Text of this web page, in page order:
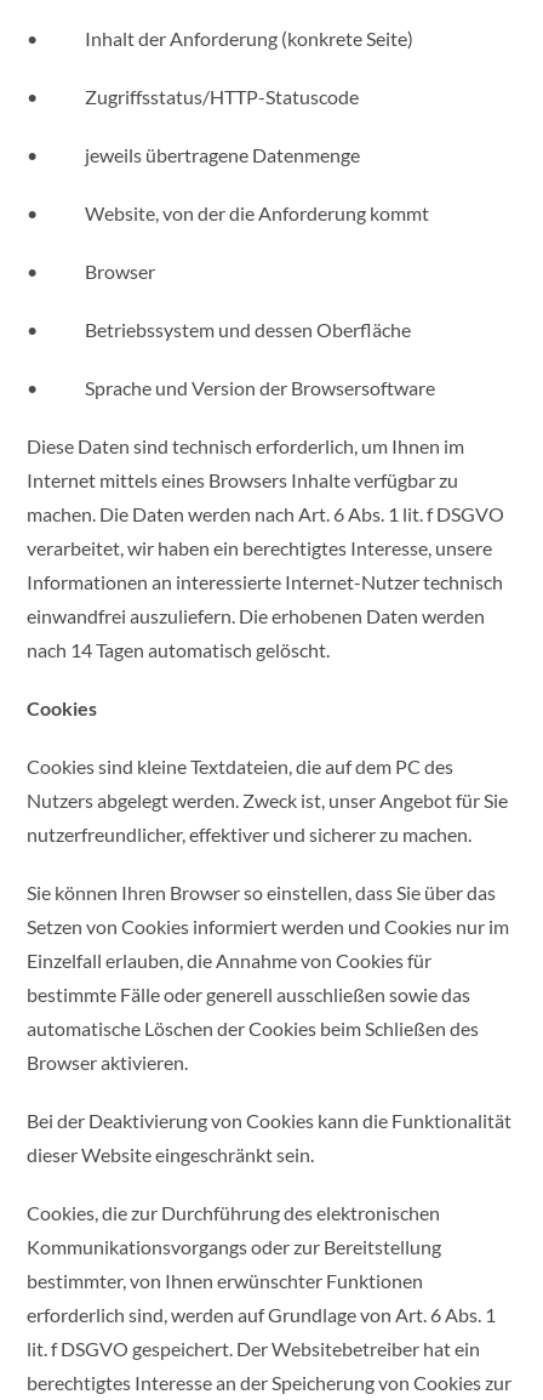
• Inhalt der Anforderung (konkrete Seite)
• Zugriffsstatus/HTTP-Statuscode
• jeweils übertragene Datenmenge
• Website, von der die Anforderung kommt
• Browser
• Betriebssystem und dessen Oberfläche
• Sprache und Version der Browsersoftware
Diese Daten sind technisch erforderlich, um Ihnen im
Internet mittels eines Browsers Inhalte verfügbar zu
machen. Die Daten werden nach Art. 6 Abs. 1 lit. f DSGVO
verarbeitet, wir haben ein berechtigtes Interesse, unsere
Informationen an interessierte Internet-Nutzer technisch
einwandfrei auszuliefern. Die erhobenen Daten werden
nach 14 Tagen automatisch gelöscht.
Cookies
Cookies sind kleine Textdateien, die auf dem PC des
Nutzers abgelegt werden. Zweck ist, unser Angebot für Sie
nutzerfreundlicher, effektiver und sicherer zu machen.
Sie können Ihren Browser so einstellen, dass Sie über das
Setzen von Cookies informiert werden und Cookies nur im
Einzelfall erlauben, die Annahme von Cookies für
bestimmte Fälle oder generell ausschließen sowie das
automatische Löschen der Cookies beim Schließen des
Browser aktivieren.
Bei der Deaktivierung von Cookies kann die Funktionalität
dieser Website eingeschränkt sein.
Cookies, die zur Durchführung des elektronischen
Kommunikationsvorgangs oder zur Bereitstellung
bestimmter, von Ihnen erwünschter Funktionen
erforderlich sind, werden auf Grundlage von Art. 6 Abs. 1
lit. f DSGVO gespeichert. Der Websitebetreiber hat ein
berechtigtes Interesse an der Speicherung von Cookies zur